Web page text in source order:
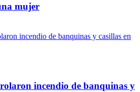
mujer
incendio de banquinas y